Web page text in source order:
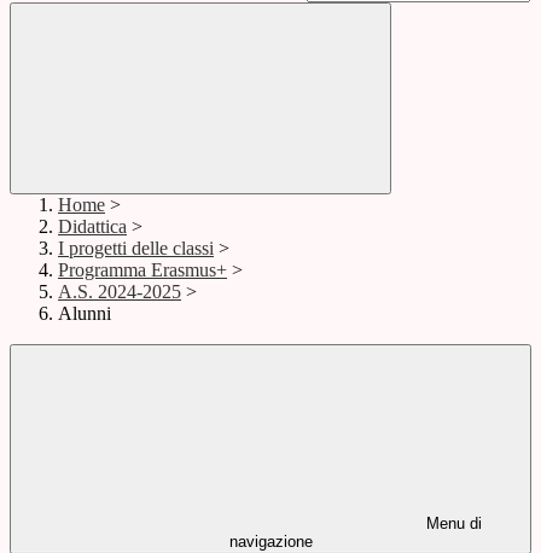
Home >
Didattica >
I progetti delle classi >
Programma Erasmus+ >
A.S. 2024-2025 >
Alunni
Menu di
navigazione